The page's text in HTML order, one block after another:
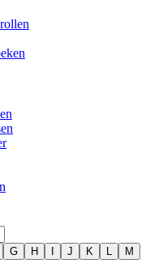
G H J K L
M